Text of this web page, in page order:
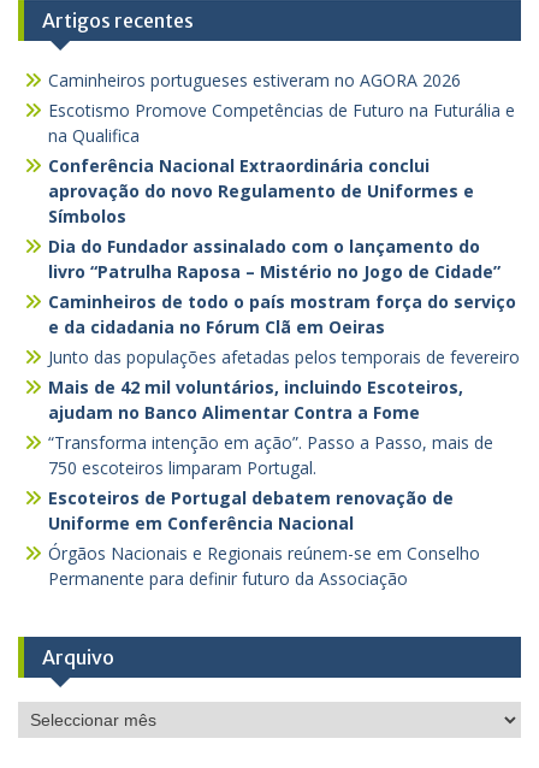
Artigos recentes
Caminheiros portugueses estiveram no AGORA 2026
Escotismo Promove Competências de Futuro na Futurália e
na Qualifica
Conferência Nacional Extraordinária conclui
aprovação do novo Regulamento de Uniformes e
Símbolos
Dia do Fundador assinalado com o lançamento do
livro “Patrulha Raposa – Mistério no Jogo de Cidade”
Caminheiros de todo o país mostram força do serviço
e da cidadania no Fórum Clã em Oeiras
Junto das populações afetadas pelos temporais de fevereiro
Mais de 42 mil voluntários, incluindo Escoteiros,
ajudam no Banco Alimentar Contra a Fome
“Transforma intenção em ação”. Passo a Passo, mais de
750 escoteiros limparam Portugal.
Escoteiros de Portugal debatem renovação de
Uniforme em Conferência Nacional
Órgãos Nacionais e Regionais reúnem-se em Conselho
Permanente para definir futuro da Associação
Arquivo
Arquivo